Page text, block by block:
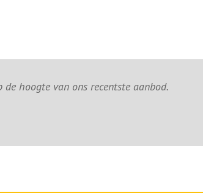
hoogte van ons recentste aanbod.